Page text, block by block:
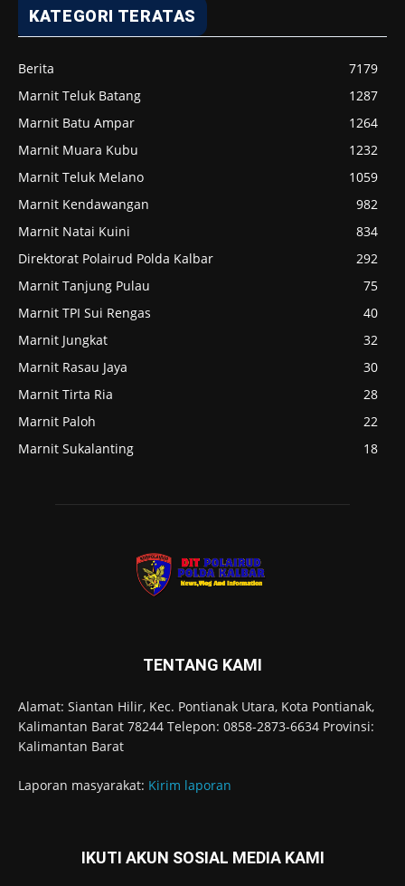
KATEGORI TERATAS
Berita
7179
Marnit Teluk Batang
1287
Marnit Batu Ampar
1264
Marnit Muara Kubu
1232
Marnit Teluk Melano
1059
Marnit Kendawangan
982
Marnit Natai Kuini
834
Direktorat Polairud Polda Kalbar
292
Marnit Tanjung Pulau
75
Marnit TPI Sui Rengas
40
Marnit Jungkat
32
Marnit Rasau Jaya
30
Marnit Tirta Ria
28
Marnit Paloh
22
Marnit Sukalanting
18
TENTANG KAMI
Alamat: Siantan Hilir, Kec. Pontianak Utara, Kota Pontianak,
Kalimantan Barat 78244 Telepon: 0858-2873-6634 Provinsi:
Kalimantan Barat
Laporan masyarakat: Kirim laporan
IKUTI AKUN SOSIAL MEDIA KAMI